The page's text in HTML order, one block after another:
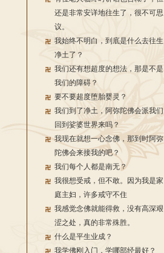
还是非常安详地往生了，很不可思
议。
我始终不明白，到底是什么去往生
净土了？
我们还有想超度的想法，那是不是
我们的障碍？
要不要超度堕胎婴灵？
我们到了净土，阿弥陀佛会派我们
回到娑婆世界来吗？
我现在就想一心念佛，那到时阿弥
陀佛会来接我的吧？
我们每个人都是南无？
我很想受戒，但不敢。因为我是家
庭主妇，许多戒守不住
我感觉念佛就能得救，没有高深艰
涩之处，真的非常殊胜。
什么是平生业成？
我学佛刚入门，学哪部经最好？